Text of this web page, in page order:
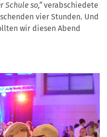
Schule so,“verabschiedete
vier Stunden. Und
wir diesen Abend